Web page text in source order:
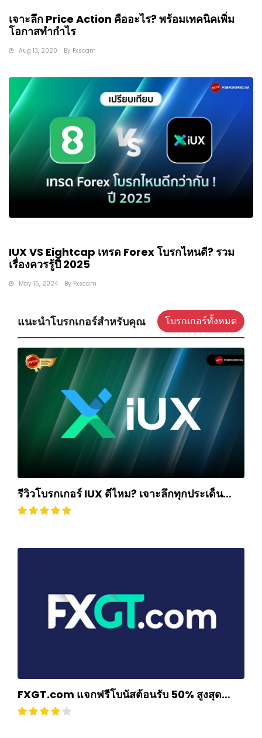
เจาะลึก Price Action คืออะไร? พร้อมเทคนิคเพิ่ม
โอกาสทำกำไร
Aug 13, 2020 By Fxscam
IUX VS Eightcap เทรด Forex โบรกไหนดี? รวม
เรื่องควรรู้ปี 2025
May 15, 2024 By Fxscam
แนะนำโบรกเกอร์สำหรับคุณ โบรกเกอร์ทั้งหมด
รีวิวโบรกเกอร์ IUX ดีไหม? เจาะลึกทุกประเด็น
ฉบับปี 2025
FXGT.com แจกฟรีโบนัสต้อนรับ 50% สูงสุด
$500